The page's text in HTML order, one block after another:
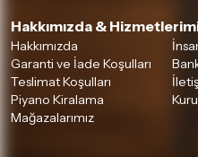
Hakkımızda &
Hakkımızda
Garanti ve İade Koşulları
Teslimat Koşulları
Piyano Kiralama
Mağazalarımız